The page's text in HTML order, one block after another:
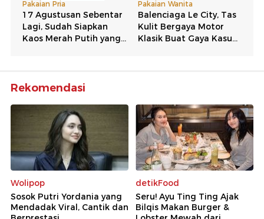
Rekomendasi
Wolipop
Sosok Putri Yordania yang
Mendadak Viral, Cantik dan
detikFood
Seru! Ayu Ting Ting Ajak
Bilqis Makan Burger &